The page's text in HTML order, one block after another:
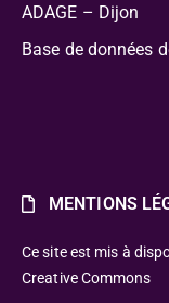
ADAGE – Dijon
Base de données
MENTIONS
Ce site est mis à
Creative Commons